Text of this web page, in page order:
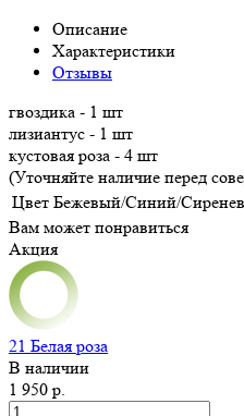
Описание
Характеристики
Отзывы
гвоздика - 1 шт
лизиантус - 1 шт
кустовая роза - 4 шт
(Уточняйте наличие перед
Цвет Бежевый/Синий/
Вам может понравиться
Акция
21 Белая роза
В наличии
1 950 р.